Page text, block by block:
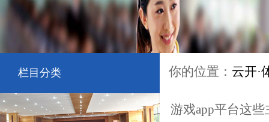
栏目分类 你的位置： 云开·
游戏app平台这